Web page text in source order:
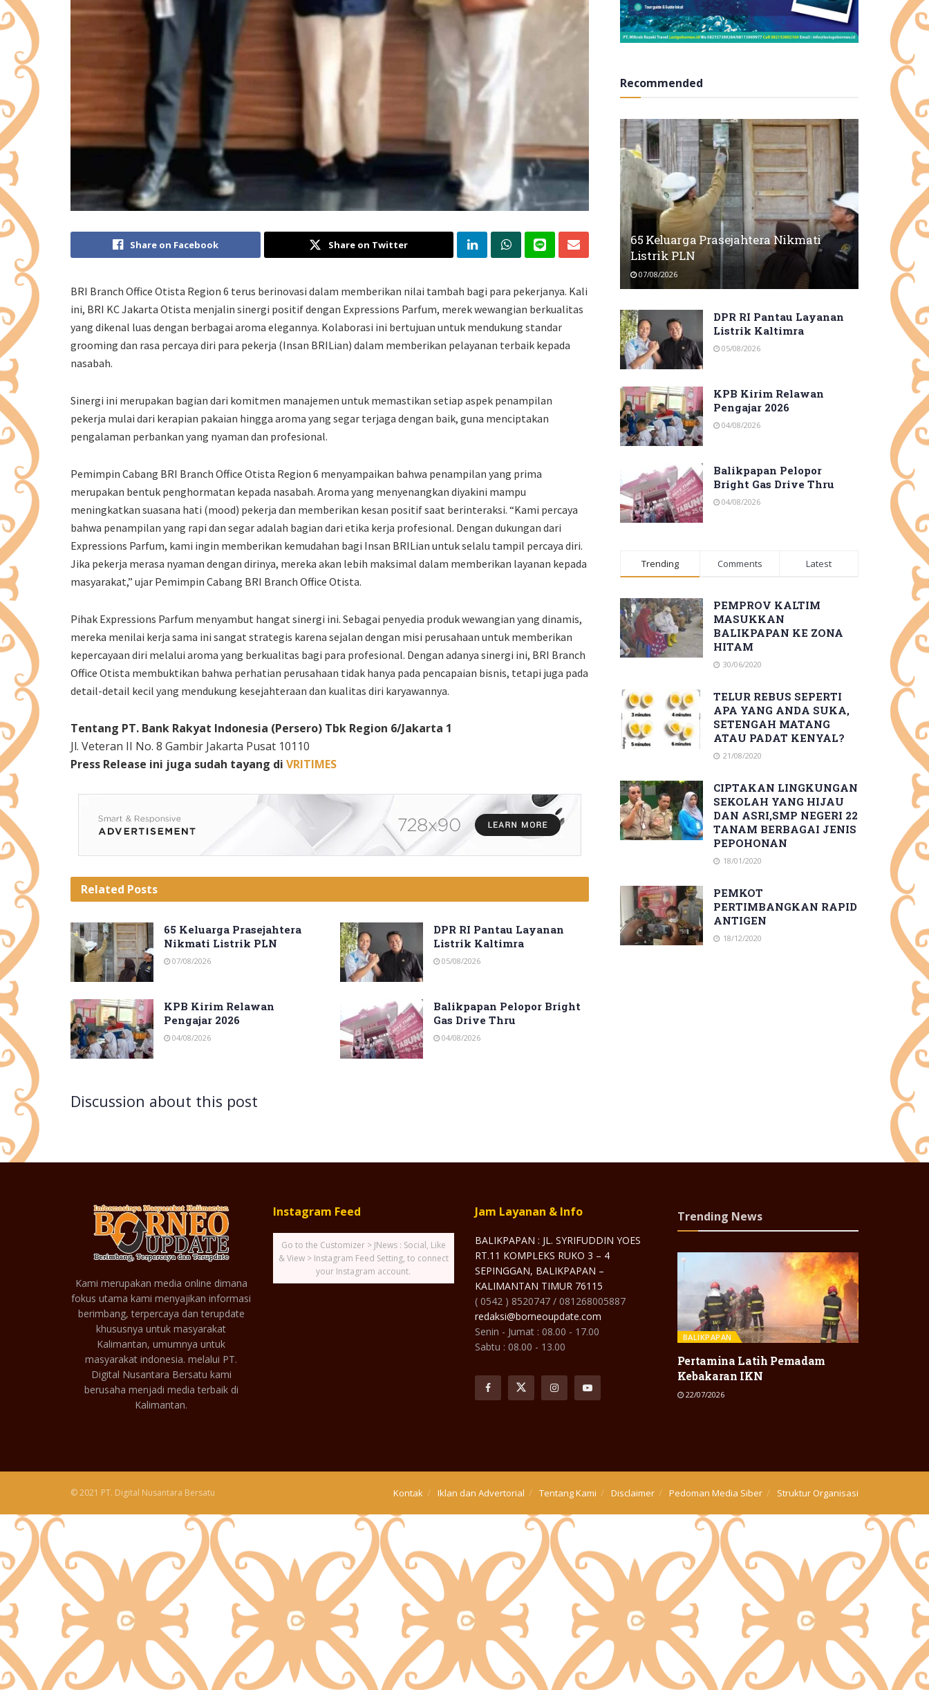
Share on Facebook Share on Twitter
BRI Branch Office Otista Region 6 terus berinovasi dalam memberikan nilai tambah bagi para pekerjanya. Kali
ini, BRI KC Jakarta Otista menjalin sinergi positif dengan Expressions Parfum, merek wewangian berkualitas
yang dikenal luas dengan berbagai aroma elegannya. Kolaborasi ini bertujuan untuk mendukung standar
grooming dan rasa percaya diri para pekerja (Insan BRILian) dalam memberikan pelayanan terbaik kepada
nasabah.
Sinergi ini merupakan bagian dari komitmen manajemen untuk memastikan setiap aspek penampilan
pekerja mulai dari kerapian pakaian hingga aroma yang segar terjaga dengan baik, guna menciptakan
pengalaman perbankan yang nyaman dan profesional.
Pemimpin Cabang BRI Branch Office Otista Region 6 menyampaikan bahwa penampilan yang prima
merupakan bentuk penghormatan kepada nasabah. Aroma yang menyenangkan diyakini mampu
meningkatkan suasana hati (mood) pekerja dan memberikan kesan positif saat berinteraksi. “Kami percaya
bahwa penampilan yang rapi dan segar adalah bagian dari etika kerja profesional. Dengan dukungan dari
Expressions Parfum, kami ingin memberikan kemudahan bagi Insan BRILian untuk selalu tampil percaya diri.
Jika pekerja merasa nyaman dengan dirinya, mereka akan lebih maksimal dalam memberikan layanan kepada
masyarakat,” ujar Pemimpin Cabang BRI Branch Office Otista.
Pihak Expressions Parfum menyambut hangat sinergi ini. Sebagai penyedia produk wewangian yang dinamis,
mereka menilai kerja sama ini sangat strategis karena sejalan dengan misi perusahaan untuk memberikan
kepercayaan diri melalui aroma yang berkualitas bagi para profesional. Dengan adanya sinergi ini, BRI Branch
Office Otista membuktikan bahwa perhatian perusahaan tidak hanya pada pencapaian bisnis, tetapi juga pada
detail-detail kecil yang mendukung kesejahteraan dan kualitas diri karyawannya.
Tentang PT. Bank Rakyat Indonesia (Persero) Tbk Region 6/Jakarta 1
Jl. Veteran II No. 8 Gambir Jakarta Pusat 10110
Press Release ini juga sudah tayang di VRITIMES
Related Posts
65 Keluarga Prasejahtera
Nikmati Listrik PLN
07/08/2026
DPR RI Pantau Layanan
Listrik Kaltimra
05/08/2026
KPB Kirim Relawan
Pengajar 2026
04/08/2026
Balikpapan Pelopor Bright
Gas Drive Thru
04/08/2026
Discussion about this post
Recommended
65 Keluarga Prasejahtera Nikmati
Listrik PLN
07/08/2026
DPR RI Pantau Layanan
Listrik Kaltimra
05/08/2026
KPB Kirim Relawan
Pengajar 2026
04/08/2026
Balikpapan Pelopor
Bright Gas Drive Thru
04/08/2026
Trending Comments Latest
PEMPROV KALTIM
MASUKKAN
BALIKPAPAN KE ZONA
HITAM
30/06/2020
TELUR REBUS SEPERTI
APA YANG ANDA SUKA,
SETENGAH MATANG
ATAU PADAT KENYAL?
21/08/2020
CIPTAKAN LINGKUNGAN
SEKOLAH YANG HIJAU
DAN ASRI,SMP NEGERI 22
TANAM BERBAGAI JENIS
PEPOHONAN
18/01/2020
PEMKOT
PERTIMBANGKAN RAPID
ANTIGEN
18/12/2020
Kami merupakan media online dimana
fokus utama kami menyajikan informasi
berimbang, terpercaya dan terupdate
khususnya untuk masyarakat
Kalimantan, umumnya untuk
masyarakat indonesia. melalui PT.
Digital Nusantara Bersatu kami
berusaha menjadi media terbaik di
Kalimantan.
Instagram Feed
Go to the Customizer > JNews : Social, Like
& View > Instagram Feed Setting, to connect
your Instagram account.
Jam Layanan & Info
BALIKPAPAN : JL. SYRIFUDDIN YOES
RT.11 KOMPLEKS RUKO 3 – 4
SEPINGGAN, BALIKPAPAN –
KALIMANTAN TIMUR 76115
( 0542 ) 8520747 / 081268005887
redaksi@borneoupdate.com
Senin - Jumat : 08.00 - 17.00
Sabtu : 08.00 - 13.00
Trending News
BALIKPAPAN
Pertamina Latih Pemadam
Kebakaran IKN
22/07/2026
Kontak Iklan dan Advertorial Tentang Kami Disclaimer Pedoman Media Siber Struktur Organisasi
© 2021 PT. Digital Nusantara Bersatu